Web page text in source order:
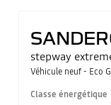
stepway
Véhicule neuf - Eco
Classe énergétique